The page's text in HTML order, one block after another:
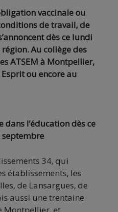
vaccinale ou
de travail, de
dès ce lundi
Au collège des
ATSEM à Montpellier,
Esprit ou encore au
l’éducation dès ce
34, qui
établissements, les
de Lansargues, de
aussi une trentaine